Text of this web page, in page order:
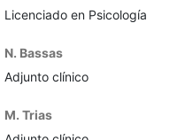
Licenciado en Psicología
N. Bassas
Adjunto clínico
M. Trias